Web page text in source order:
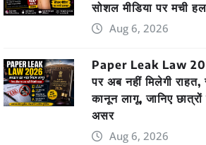
सोशल मीडिया पर मची
Aug 6, 2026
Paper Leak Law
पर अब नहीं मिलेगी
कानून लागू, जानिए
असर
Aug 6, 2026